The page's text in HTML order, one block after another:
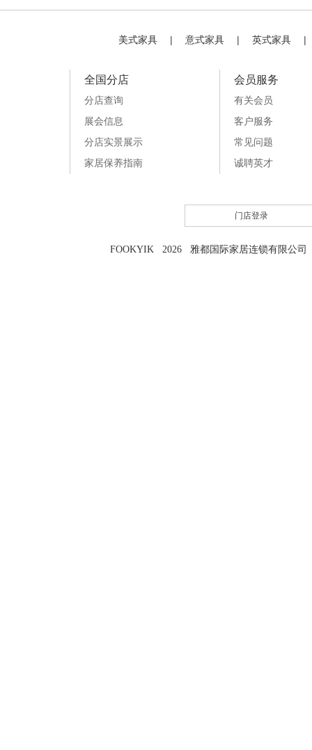
美式家具 | 意式家具 | 英式家具 |
全国分店
分店查询
展会信息
分店实景展示
家居保养指南
会员服务
有关会员
客户服务
常见问题
诚聘英才
门店登录
FOOKYIK 2026 雅都国际家居连锁有限公司